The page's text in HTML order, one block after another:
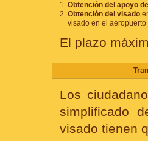
1. Obtención del apoyo
2. Obtención del visado
visado en el
El plazo
Los
simplificado
visado tienen